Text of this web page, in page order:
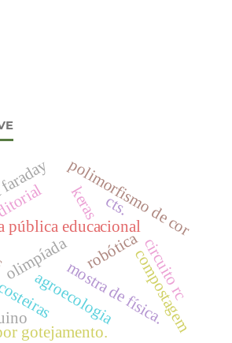
olimpíada
pública educacional
polimorfismo de cor
robótica
keras
mostra de física.
gotejamento.
cts.
agroecologia compostagem
circuito rc